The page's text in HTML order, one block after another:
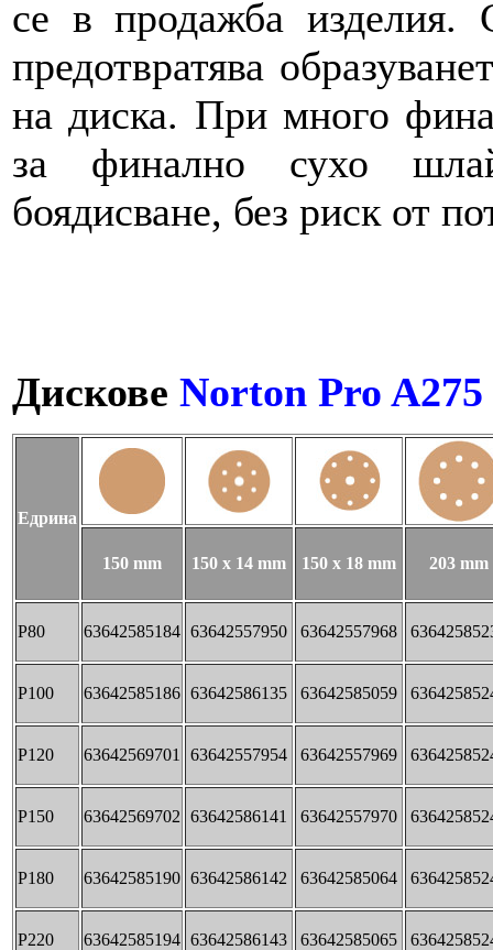
се в продажба изделия.
предотвратява
на диска. При много
за финално сухо
боядисване, без риск от
Дискове Norton Pro
Едрина
150 mm 150 x 14 mm 150 x 18 mm 203 mm
P80 63642585184 63642557950 63642557968
P100 63642585186 63642586135 63642585059
P120 63642569701 63642557954 63642557969
P150 63642569702 63642586141 63642557970
P180 63642585190 63642586142 63642585064
P220 63642585194 63642586143 63642585065